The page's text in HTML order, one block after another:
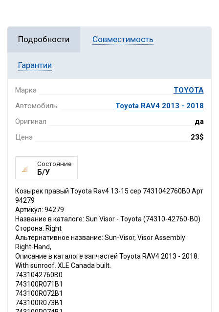
Подробности Совместимость
Гарантии
Марка
TOYOTA
Автомобиль
Toyota RAV4 2013 - 2018
Оригинал
да
Цена
23$
Состояние
Б/У
Козырек правый Toyota Rav4 13-15 сер 7431042760B0 Арт
94279
Артикул: 94279
Название в каталоге: Sun Visor - Toyota (74310-42760-B0)
Сторона: Right
Альтернативное название: Sun-Visor, Visor Assembly
Right-Hand,
Описание в каталоге запчастей Toyota RAV4 2013 - 2018:
With sunroof. XLE Canada built.
7431042760B0
743100R071B1
743100R072B1
743100R073B1